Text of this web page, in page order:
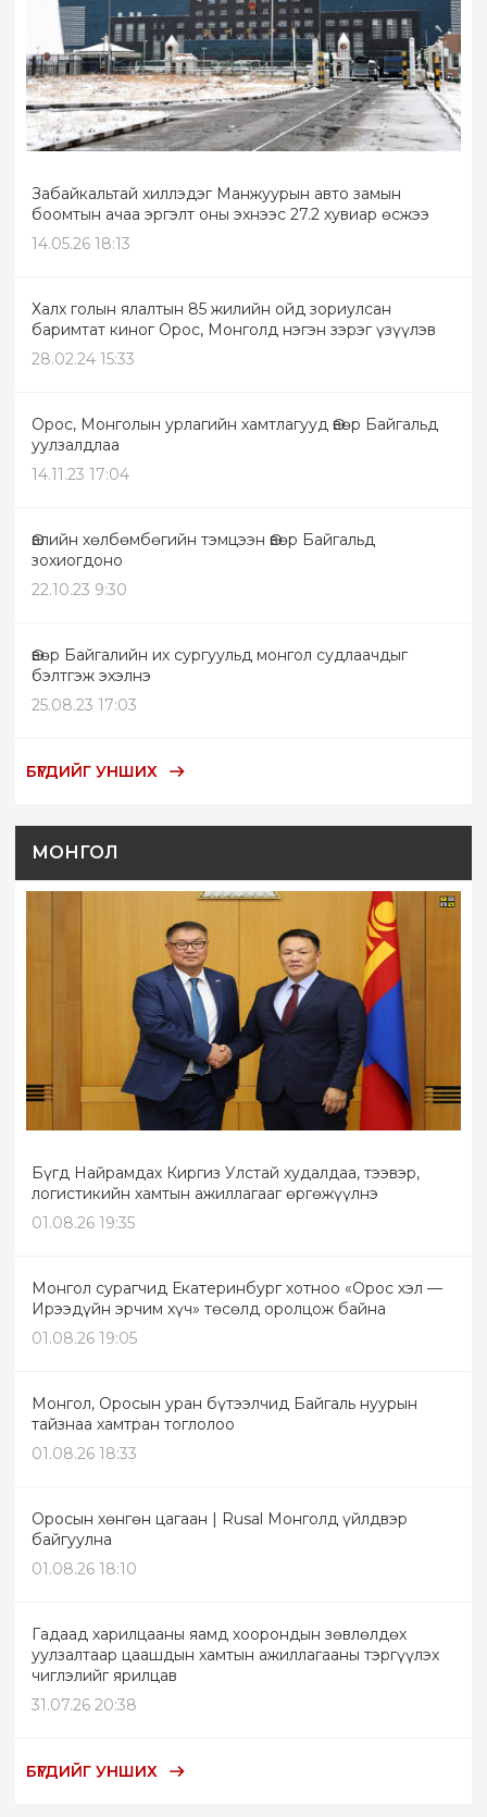
Забайкальтай хиллэдэг Манжуурын авто замын
боомтын ачаа эргэлт оны эхнээс 27.2 хувиар өсжээ
14.05.26 18:13
Халх голын ялалтын 85 жилийн ойд зориулсан
баримтат киног Орос, Монголд нэгэн зэрэг үзүүлэв
28.02.24 15:33
Орос, Монголын урлагийн хамтлагууд Өвөр Байгальд
уулзалдлаа
14.11.23 17:04
Өвлийн хөлбөмбөгийн тэмцээн Өвөр Байгальд
зохиогдоно
22.10.23 9:30
Өвөр Байгалийн их сургуульд монгол судлаачдыг
бэлтгэж эхэлнэ
25.08.23 17:03
БҮГДИЙГ УНШИХ
МОНГОЛ
Бүгд Найрамдах Киргиз Улстай худалдаа, тээвэр,
логистикийн хамтын ажиллагааг өргөжүүлнэ
01.08.26 19:35
Монгол сурагчид Екатеринбург хотноо «Орос хэл —
Ирээдүйн эрчим хүч» төсөлд оролцож байна
01.08.26 19:05
Монгол, Оросын уран бүтээлчид Байгаль нуурын
тайзнаа хамтран тоглолоо
01.08.26 18:33
Оросын хөнгөн цагаан | Rusal Монголд үйлдвэр
байгуулна
01.08.26 18:10
Гадаад харилцааны яамд хоорондын зөвлөлдөх
уулзалтаар цаашдын хамтын ажиллагааны тэргүүлэх
чиглэлийг ярилцав
31.07.26 20:38
БҮГДИЙГ УНШИХ